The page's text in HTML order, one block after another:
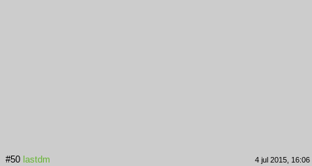
#50 lastdm 4 jul 2015, 16:06